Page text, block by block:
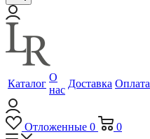
Каталог
О
нас
Доставка Оплата
Отложенные 0 0